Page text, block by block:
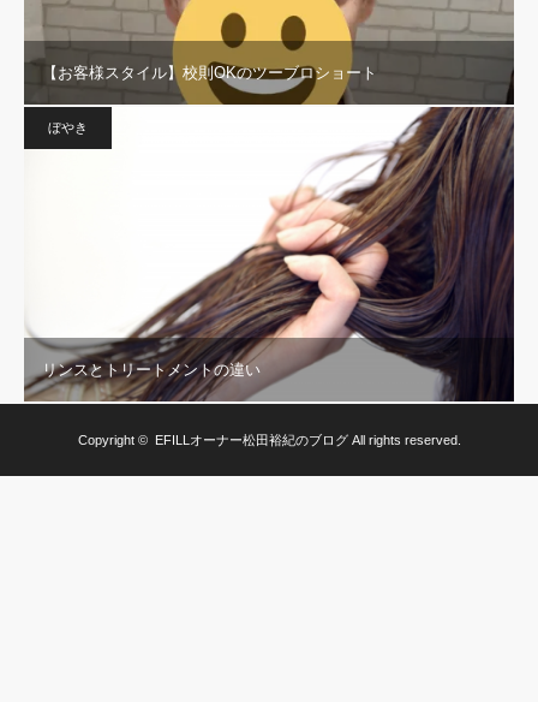
【お客様スタイル】校則OKのツーブロショート
ぼやき
リンスとトリートメントの違い
Copyright © EFILLオーナー松田裕紀のブログAll rights reserved.